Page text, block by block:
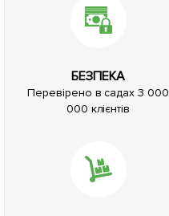
БЕЗПЕКА
Перевірено в садах 3 000
000 клієнтів